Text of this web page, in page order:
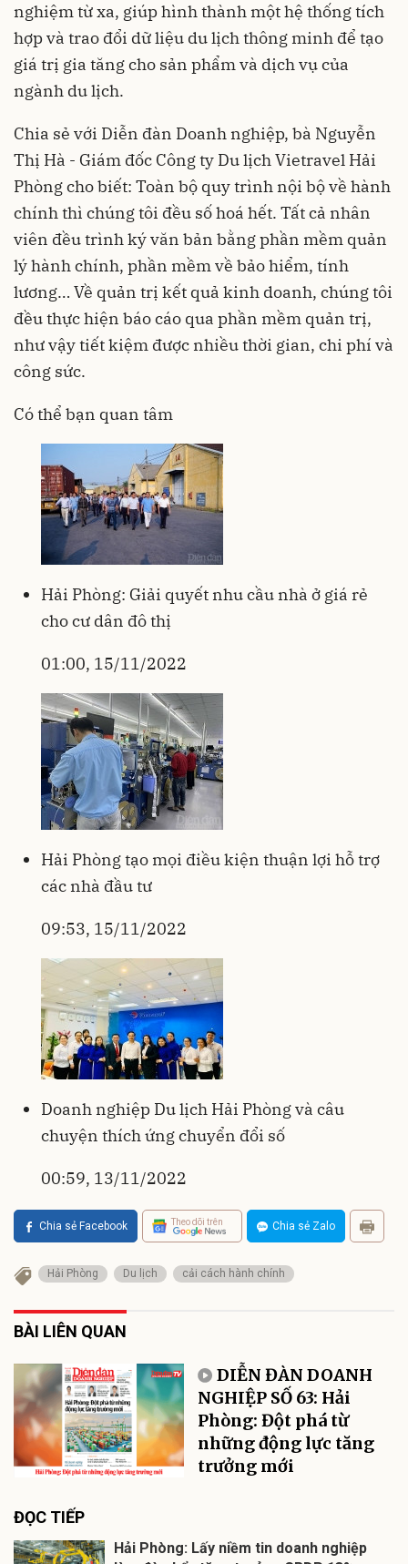
nghiệm từ xa, giúp hình thành một hệ thống tích
hợp và trao đổi dữ liệu du lịch thông minh để tạo
giá trị gia tăng cho sản phẩm và dịch vụ của
ngành du lịch.
Chia sẻ với Diễn đàn Doanh nghiệp, bà Nguyễn
Thị Hà - Giám đốc Công ty Du lịch Vietravel Hải
Phòng cho biết: Toàn bộ quy trình nội bộ về hành
chính thì chúng tôi đều số hoá hết. Tất cả nhân
viên đều trình ký văn bản bằng phần mềm quản
lý hành chính, phần mềm về bảo hiểm, tính
lương… Về quản trị kết quả kinh doanh, chúng tôi
đều thực hiện báo cáo qua phần mềm quản trị,
như vậy tiết kiệm được nhiều thời gian, chi phí và
công sức.
Có thể bạn quan tâm
Hải Phòng: Giải quyết nhu cầu nhà ở giá rẻ
cho cư dân đô thị
01:00, 15/11/2022
Hải Phòng tạo mọi điều kiện thuận lợi hỗ trợ
các nhà đầu tư
09:53, 15/11/2022
Doanh nghiệp Du lịch Hải Phòng và câu
chuyện thích ứng chuyển đổi số
00:59, 13/11/2022
Chia sẻ Facebook Theo dõi trên Chia sẻ Zalo
Hải Phòng Du lịch cải cách hành chính
BÀI LIÊN QUAN
DIỄN ĐÀN DOANH
NGHIỆP SỐ 63: Hải
Phòng: Đột phá từ
những động lực tăng
trưởng mới
ĐỌC TIẾP
Hải Phòng: Lấy niềm tin doanh nghiệp